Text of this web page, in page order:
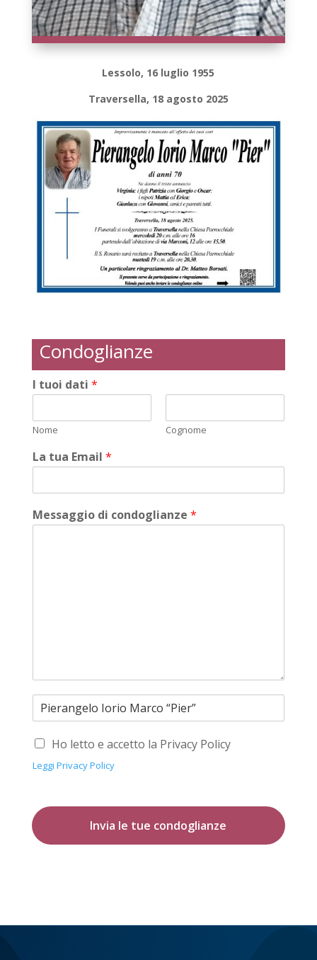
Lessolo, 16 luglio 1955
Traversella, 18 agosto 2025
Condoglianze
I tuoi dati *
Nome Cognome
La tua Email *
Messaggio di condoglianze *
Ho letto e accetto la Privacy Policy
Leggi Privacy Policy
Invia le tue condoglianze